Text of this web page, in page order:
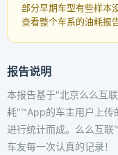
部分早期车型有些样本
查看整个车系的油耗报
报告说明
本报告基于"北京么么互
耗"™App的车主用户上传
进行统计而成。么么互
车友每一次认真的记录！